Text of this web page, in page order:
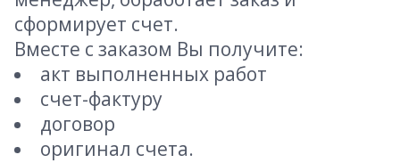
сформирует счет.
Вместе с заказом Вы получите:
акт выполненных работ
счет-фактуру
договор
оригинал счета.